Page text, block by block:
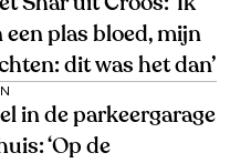
plas bloed, mijn
dit was het dan’
in de parkeergarage
‘Op de